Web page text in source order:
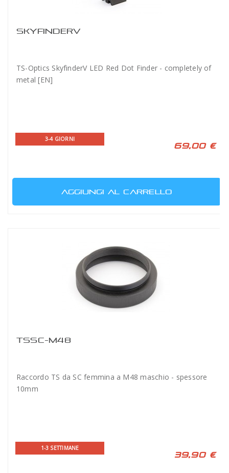
SKYFINDERV
TS-Optics SkyfinderV LED Red Dot Finder - completely of
metal [EN]
3-4 GIORNI
69,00 €
AGGIUNGI AL CARRELLO
TSSC-M48
Raccordo TS da SC femmina a M48 maschio - spessore
10mm
1-3 SETTIMANE
39,90 €